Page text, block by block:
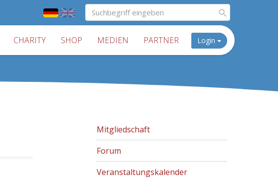
CHARITY SHOP MEDIEN PARTNER Login
Mitgliedschaft
Forum
Veranstaltungskalender